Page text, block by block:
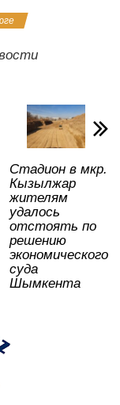
и
ть
Стадион в мкр.
Кызылжар
жителям
удалось
отстоять по
решению
экономического
суда
Шымкента